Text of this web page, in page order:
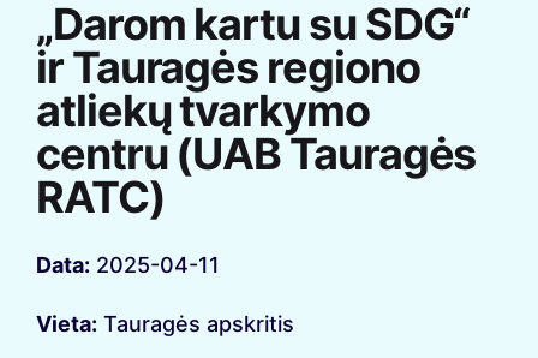
„Darom kartu su SDG“
ir Tauragės regiono
atliekų tvarkymo
centru (UAB Tauragės
RATC)
Data: 2025-04-11
Vieta: Tauragės apskritis